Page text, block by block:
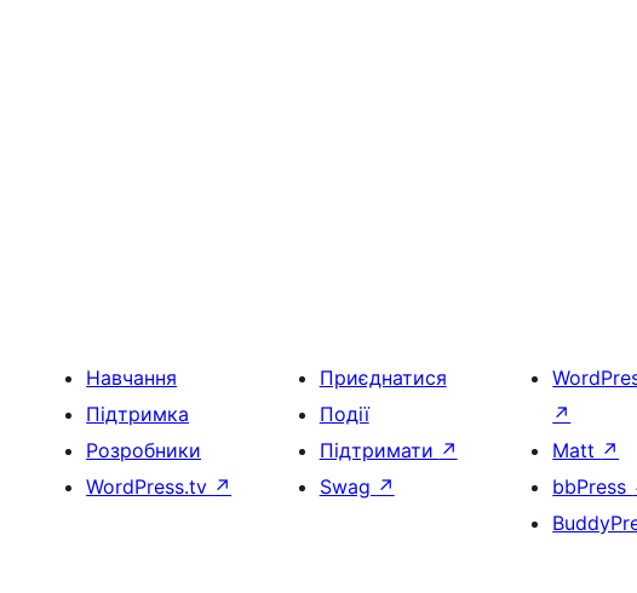
Навчання
Підтримка
Розробники
WordPress.tv ↗
Приєднатися
Події
Підтримати ↗
Swag ↗
↗
Matt ↗
bbPress